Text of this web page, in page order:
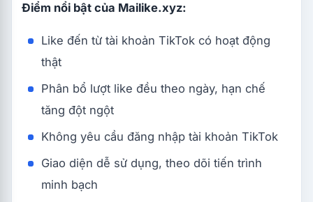
Điểm nổi bật của Mailike.xyz:
Like đến từ tài khoản TikTok có hoạt động
thật
Phân bổ lượt like đều theo ngày, hạn chế
tăng đột ngột
Không yêu cầu đăng nhập tài khoản TikTok
Giao diện dễ sử dụng, theo dõi tiến trình
minh bạch